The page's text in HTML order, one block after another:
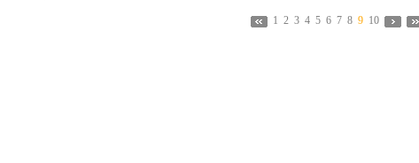
1 2 3 4 5 6 7 8 9 10